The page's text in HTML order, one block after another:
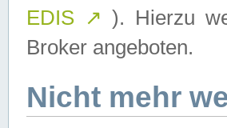
EDIS ↗ ). Hierzu
Broker angeboten.
Nicht mehr